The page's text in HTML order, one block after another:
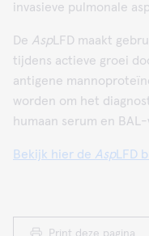
invasieve pulmonale
De Asp LFD maakt
tijdens actieve groei
antigene
worden om het
humaan serum en
Bekijk hier de AspLFD
Print deze pagina